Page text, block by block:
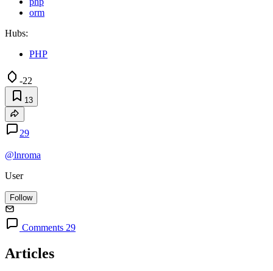
orm
Hubs:
PHP
-22
13
29
@lnroma
User
Follow
Comments 29
Articles